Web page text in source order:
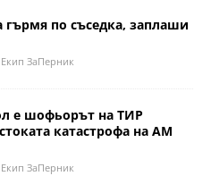
по съседка, заплаши
Eкип ЗаПерник
е шофьорът на ТИР
катастрофа на АМ
Eкип ЗаПерник